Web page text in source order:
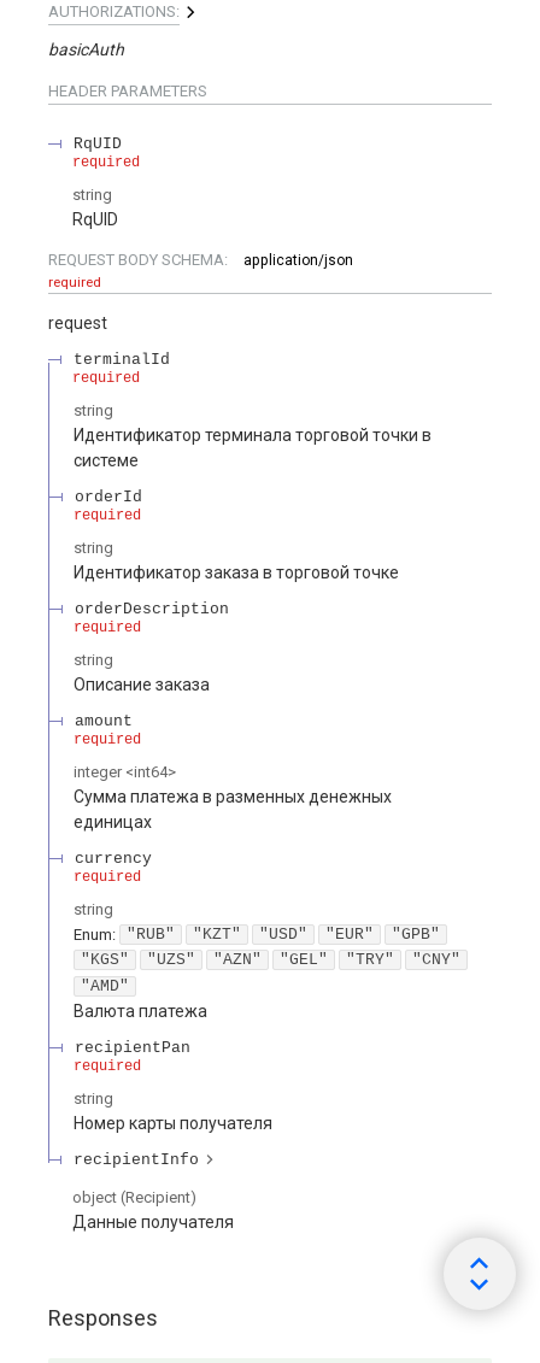
AUTHORIZATIONS:
basicAuth
HEADER PARAMETERS
RqUID
required
string
RqUID
REQUEST BODY SCHEMA:
application/json
required
request
terminalId
required
string
Идентификатор терминала торговой точки в
системе
orderId
required
string
Идентификатор заказа в торговой точке
orderDescription
required
string
Описание заказа
amount
required
integer <int64>
Сумма платежа в разменных денежных
единицах
currency
required
string
Enum: "RUB" "KZT" "USD" "EUR"
"GPB"
"KGS"
"UZS" "AZN" "GEL" "TRY"
"CNY"
"AMD"
Валюта платежа
recipientPan
required
string
Номер карты получателя
recipientInfo
object (Recipient)
Данные получателя
Responses